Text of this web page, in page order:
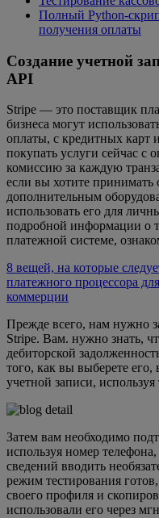
Полный Python-
получения оплаты
Создание учетной
API
Stripe — это поставщик
бизнеса могут
оплаты, с кредитных карт
покупать услуги сейчас с
комиссию за каждую
если вы хотите
дополнительным
использовать его для
подробной информации о
платежной системе,
8 вещей, на которые
платежного процессора
коммерции
Прежде всего, нам нужно
Stripe. Вам. нужно знать,
дебиторской
того, как вы выберете
учетной записи,
Затем вам необходимо
используя номер
сведений вводить
режим тестирования
своего профиля и
использовали его через